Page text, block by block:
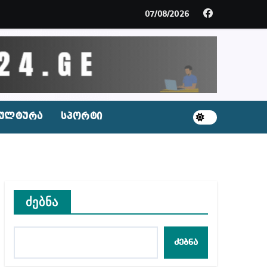
– ეკა კუპატაძე ნანუკა ჟორჟოლიანს
საკანში მოთავსება, საერთაშორისო
ნაცვლად ცხენის ხორცი შეჰქონდათ
შეტევაზე ჩვენი ეროვნული იდენტობის
რეკომენდაციები
შესაძლო სისხლის სამართლის საქმემდე
07/08/2026
სპორტი
ძებნა
ძებნა